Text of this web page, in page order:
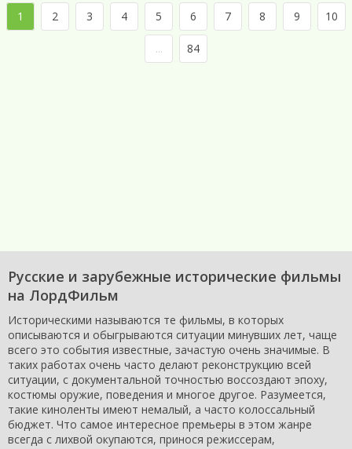
1 2 3 4 5 6 7 8 9 10
... 84
Русские и зарубежные исторические фильмы
на ЛордФильм
Историческими называются те фильмы, в которых
описываются и обыгрываются ситуации минувших лет, чаще
всего это события известные, зачастую очень значимые. В
таких работах очень часто делают реконструкцию всей
ситуации, с документальной точностью воссоздают эпоху,
костюмы оружие, поведения и многое другое. Разумеется,
такие киноленты имеют немалый, а часто колоссальный
бюджет. Что самое интересное премьеры в этом жанре
всегда с лихвой окупаются, принося режиссерам,